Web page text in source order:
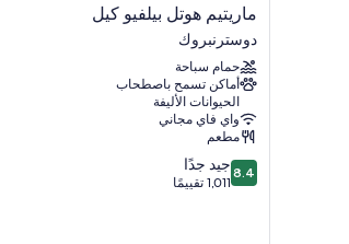
ماريتيم
هوتل
بيلفيو
كيل
دوسترنبروك
ماريتيم هوتل بيلفيو كيل
دوسترنبروك
حمام سباحة
أماكن تسمح باصطحاب
الحيوانات الأليفة
واي فاي مجاني
مطعم
8.4
من
8.4 جيد جدًا
1,011 تقييمًا